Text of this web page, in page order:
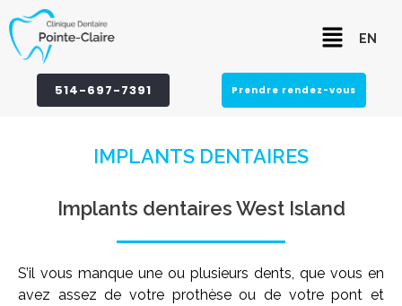
au
contenu
514-697-7391 Prendre rendez-vous
MenuEN
IMPLANTS DENTAIRES
Implants dentaires West Island
S’il vous manque une ou plusieurs dents, que vous en
avez assez de votre prothèse ou de votre pont et